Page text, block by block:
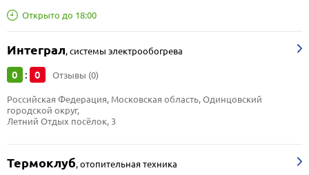
Открыто до 18:00
Интеграл,системы электрообогрева
0 : 0 Отзывы (0)
Российская Федерация, Московская область, Одинцовский
городской округ,
Летний Отдых посёлок, 3
Термоклуб,отопительная техника